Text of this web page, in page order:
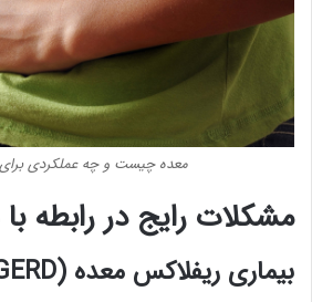
معده چیست و چه عملکردی برای
مشکلات رایج در رابطه
بیماری ریفلاکس معده (GERD)